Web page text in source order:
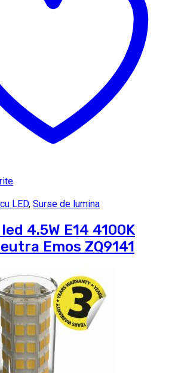
LED, Surse de lumina
4.5W E14 4100K
Emos ZQ9141